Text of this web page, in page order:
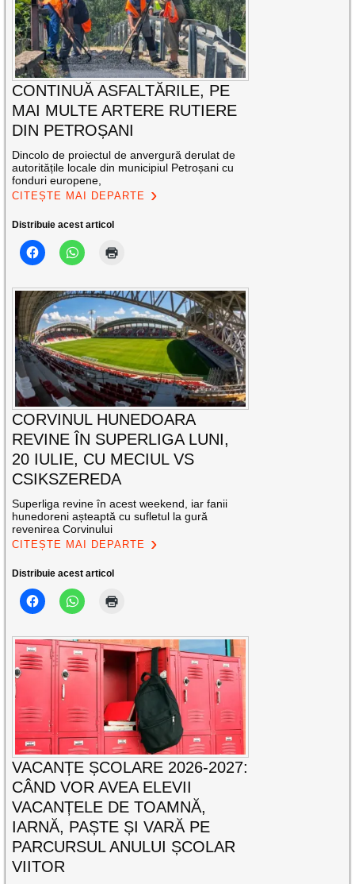
CONTINUĂ ASFALTĂRILE, PE
MAI MULTE ARTERE RUTIERE
DIN PETROȘANI
Dincolo de proiectul de anvergură derulat de
autoritățile locale din municipiul Petroșani cu
fonduri europene,
CITEȘTE MAI DEPARTE
Distribuie acest articol
CORVINUL HUNEDOARA
REVINE ÎN SUPERLIGA LUNI,
20 IULIE, CU MECIUL VS
CSIKSZEREDA
Superliga revine în acest weekend, iar fanii
hunedoreni așteaptă cu sufletul la gură
revenirea Corvinului
CITEȘTE MAI DEPARTE
Distribuie acest articol
VACANȚE ȘCOLARE 2026-2027:
CÂND VOR AVEA ELEVII
VACANȚELE DE TOAMNĂ,
IARNĂ, PAȘTE ȘI VARĂ PE
PARCURSUL ANULUI ȘCOLAR
VIITOR